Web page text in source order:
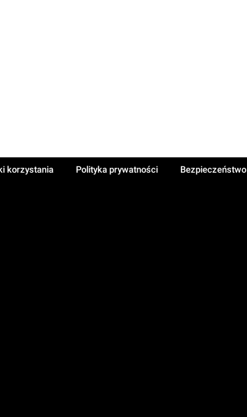
korzystania Polityka prywatności Bezpieczeństwo